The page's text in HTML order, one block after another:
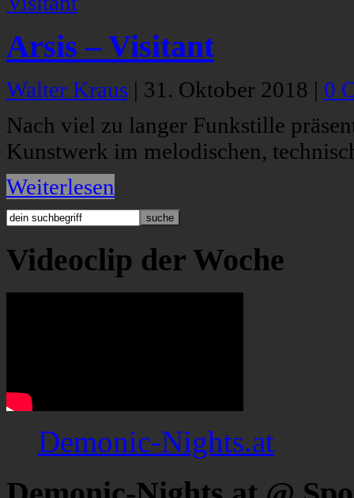
Arsis – Visitant
Walter Kraus | 31. Oktober 2018 | 0
Nach viel zu langer Funkstille
Kunstwerk im melodischen,
Weiterlesen
Videoclip der Woche
Demonic-Nights.at